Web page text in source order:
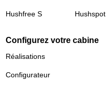
Hushfree S Hushspot
Configurez votre cabine
Réalisations
Configurateur